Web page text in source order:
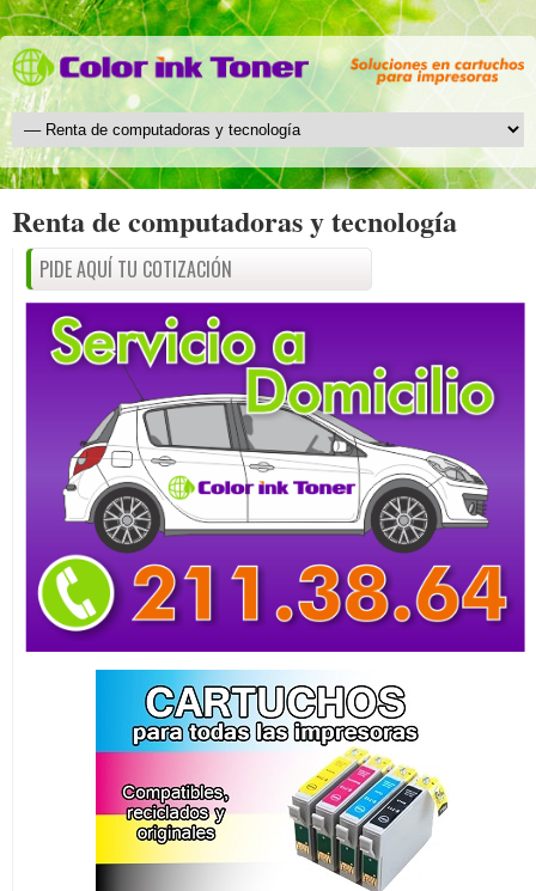
Renta de computadoras y tecnología
PIDE AQUÍ TU COTIZACIÓN